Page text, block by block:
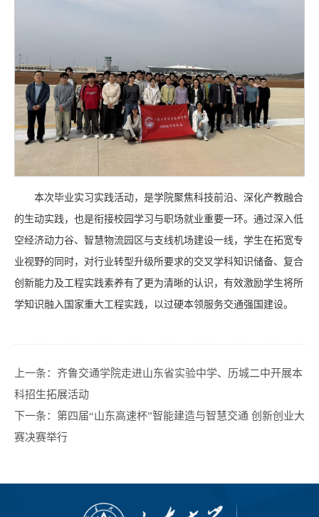
本次毕业实习实践活动，是学院聚焦科技前沿、深化产教融合
的生动实践，也是衔接校园学习与职场就业重要一环。通过深入低
空经济动力谷、智慧物流园区与支线机场建设一线，学生在拓宽专
业视野的同时，对行业转型升级所要求的交叉学科知识储备、复合
创新能力及工程实践素养有了更为清晰的认识，有效激励学生将所
学知识融入国家重大工程实践，以过硬本领服务交通强国建设。
上一条： 齐鲁交通学院走进山东省实验中学、历城二中开展本
科招生拓展活动
下一条： 第四届“山东高速杯”智能建造与智慧交通 创新创业大
赛决赛举行